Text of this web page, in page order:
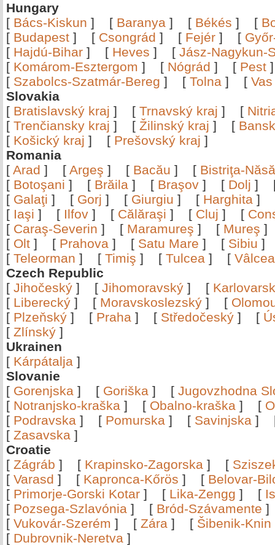
Hungary
[ Bács-Kiskun ] [ Baranya ] [ Békés ] [
[ Budapest ] [ Csongrád ] [ Fejér ] [
[ Hajdú-Bihar ] [ Heves ] [ Jász-Nagykun-
[ Komárom-Esztergom ] [ Nógrád ] [ Pest
[ Szabolcs-Szatmár-Bereg ] [ Tolna ] [ Vas
Slovakia
[ Bratislavský kraj ] [ Trnavský kraj ] [
[ Trenčiansky kraj ] [ Žilinský kraj ] [
[ Košický kraj ] [ Prešovský kraj ]
Romania
[ Arad ] [ Argeş ] [ Bacău ] [ Bistriţa-
[ Botoşani ] [ Brăila ] [ Braşov ] [ Dolj ]
[ Galaţi ] [ Gorj ] [ Giurgiu ] [ Harghita ]
[ Iaşi ] [ Ilfov ] [ Călăraşi ] [ Cluj ] [
[ Caraş-Severin ] [ Maramureş ] [ Mureş
[ Olt ] [ Prahova ] [ Satu Mare ] [ Sibiu
[ Teleorman ] [ Timiş ] [ Tulcea ] [
Czech Republic
[ Jihočeský ] [ Jihomoravský ] [
[ Liberecký ] [ Moravskoslezský ] [
[ Plzeňský ] [ Praha ] [ Středočeský ] [
[ Zlínský ]
Ukrainen
[ Kárpátalja ]
Slovanie
[ Gorenjska ] [ Goriška ] [ Jugovzhodna
[ Notranjsko-kraška ] [ Obalno-kraška ] [
[ Podravska ] [ Pomurska ] [ Savinjska ]
[ Zasavska ]
Croatie
[ Zágráb ] [ Krapinsko-Zagorska ] [
[ Varasd ] [ Kapronca-Kőrös ] [ Belovar-
[ Primorje-Gorski Kotar ] [ Lika-Zengg ] [
[ Pozsega-Szlavónia ] [ Bród-Szávamente
[ Vukovár-Szerém ] [ Zára ] [ Šibenik-Knin
[ Dubrovnik-Neretva ]